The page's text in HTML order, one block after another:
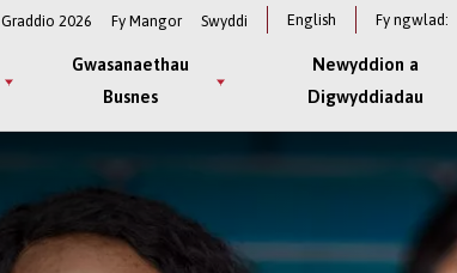
Graddio 2026 Fy Mangor Swyddi English Fy ngwlad:
Gwasanaethau
Busnes
Newyddion a
Digwyddiadau